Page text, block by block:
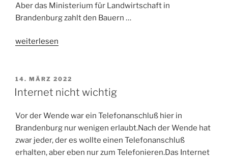
Aber das Ministerium für Landwirtschaft in
Brandenburg zahlt den Bauern …
„Umweltschützer
weiterlesen
VERÖFFENTLICHT
AM
14. MÄRZ 2022
Internet nicht wichtig
Vor der Wende war ein Telefonanschluß hier in
Brandenburg nur wenigen erlaubt.Nach der Wende hat
zwar jeder, der es wollte einen Telefonanschluß
erhalten, aber eben nur zum Telefonieren.Das Internet